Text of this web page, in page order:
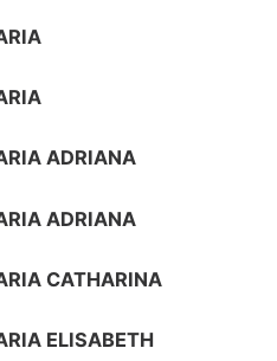
ADRIANA
ADRIANA
CATHARINA
ELISABETH